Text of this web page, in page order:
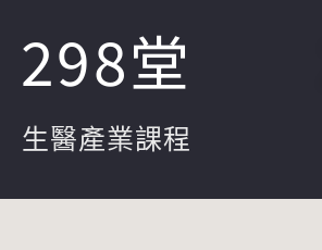
生醫產業課程
298堂